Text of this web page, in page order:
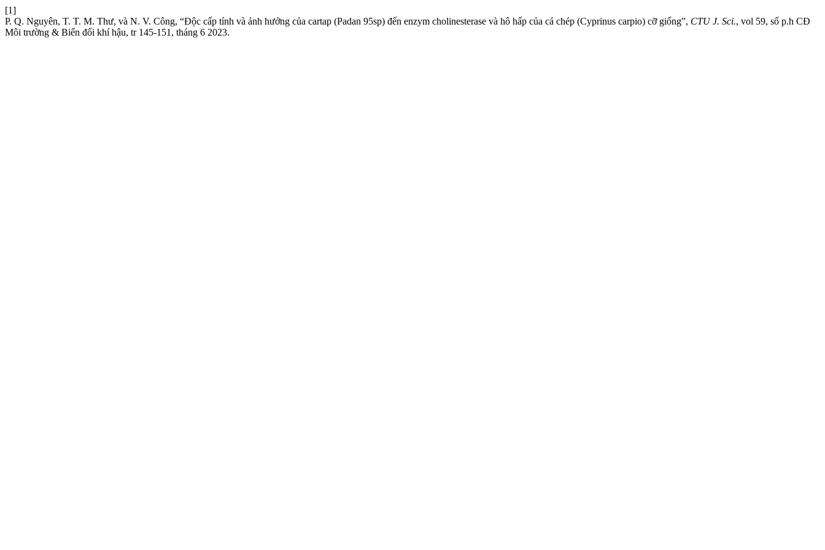
[1]
P. Q. Nguyên, T. T. M. Thư, và N. V. Công, “Độc cấp tính và ảnh hưởng của cartap (Padan 95sp) đến enzym cholinesterase và hô hấp của cá chép (Cyprinus carpio) cỡ giống”, CTU J. Sci., vol 59, số p.h CĐ
Môi trường & Biến đổi khí hậu, tr 145-151, tháng 6 2023.